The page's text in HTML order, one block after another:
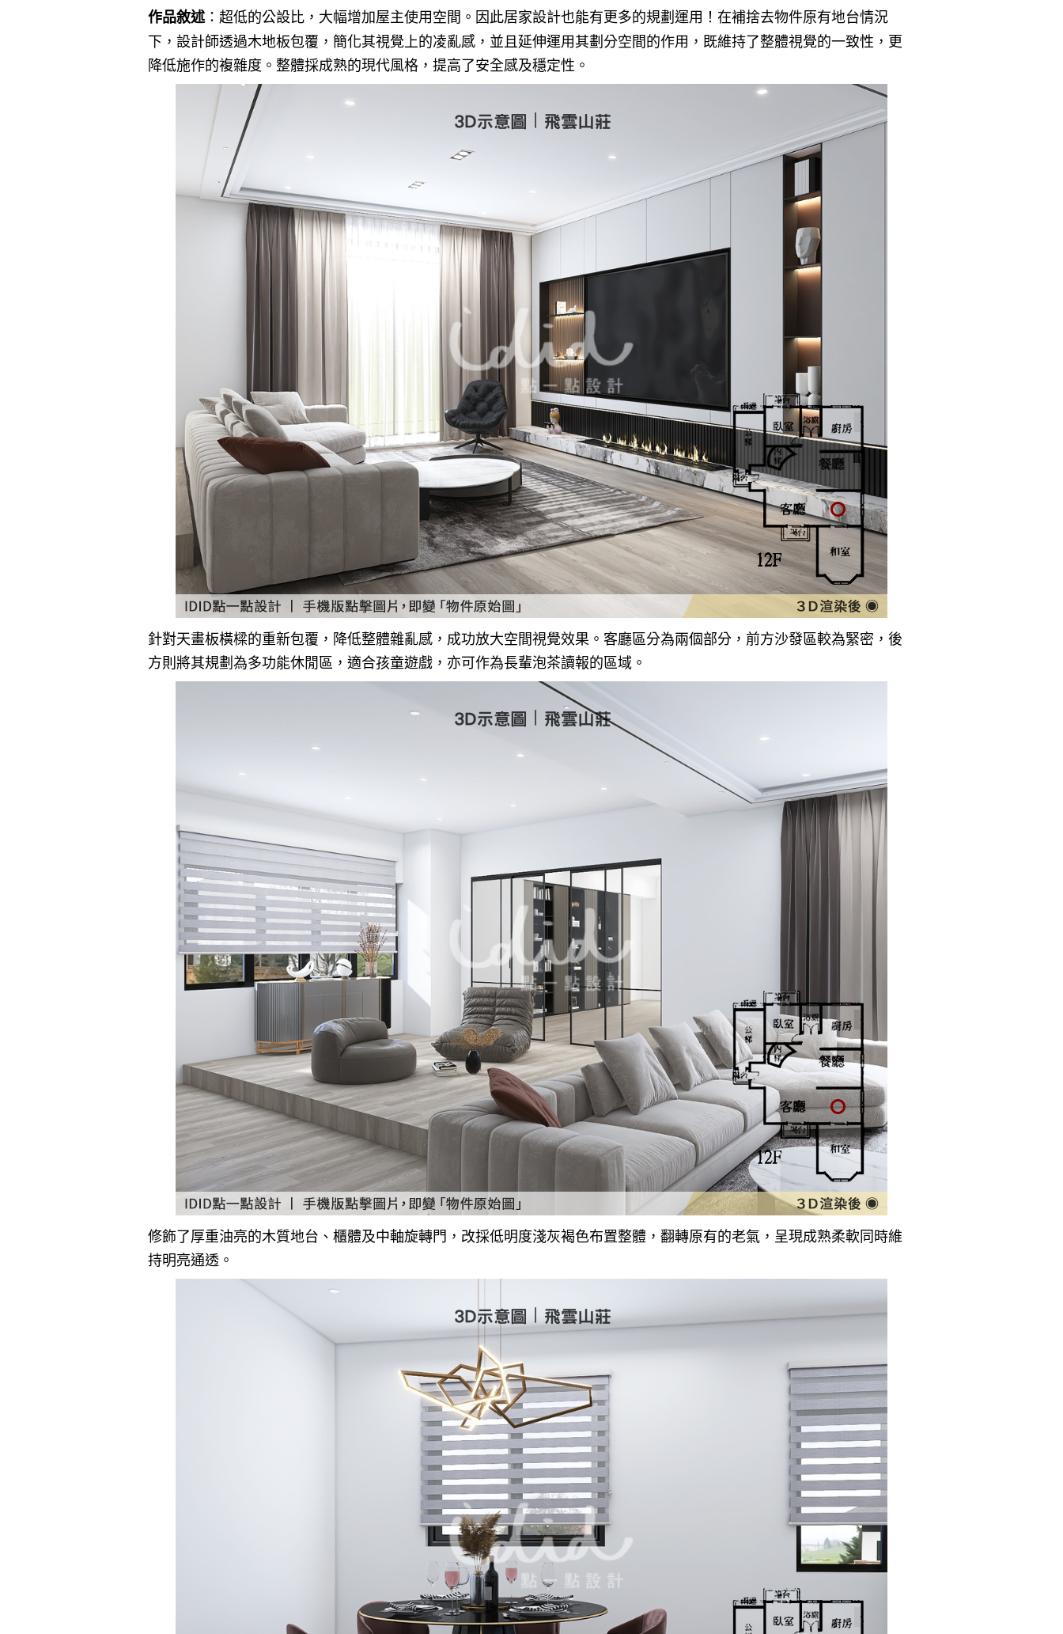
作品敘述 ：超低的公設比，大幅增加屋主使用空間。因此居家設計也能有更多的規劃運用！在補捨去物件原有地台情況
下，設計師透過木地板包覆，簡化其視覺上的凌亂感，並且延伸運用其劃分空間的作用，既維持了整體視覺的一致性，更
降低施作的複雜度。整體採成熟的現代風格，提高了安全感及穩定性。
針對天畫板橫樑的重新包覆，降低整體雜亂感，成功放大空間視覺效果。客廳區分為兩個部分，前方沙發區較為緊密，後
方則將其規劃為多功能休閒區，適合孩童遊戲，亦可作為長輩泡茶讀報的區域。
修飾了厚重油亮的木質地台、櫃體及中軸旋轉門，改採低明度淺灰褐色布置整體，翻轉原有的老氣，呈現成熟柔軟同時維
持明亮通透。